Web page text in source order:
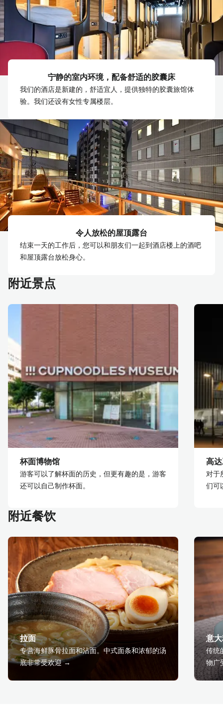
宁静的室内环境，配备舒适的胶囊床
我们的酒店是新建的，舒适宜人，提供独特的胶囊旅馆体
验。我们还设有女性专属楼层。
令人放松的屋顶露台
结束一天的工作后，您可以和朋友们一起到酒店楼上的酒吧
和屋顶露台放松身心。
附近景点
杯面博物馆
游客可以了解杯面的历史，但更有趣的是，游客
还可以自己制作杯面。
高
对于
们可
附近餐饮
拉面
专营海鲜豚骨拉面和沾面。中式面条和浓郁的汤
底非常受欢迎 →
意
传统
物广